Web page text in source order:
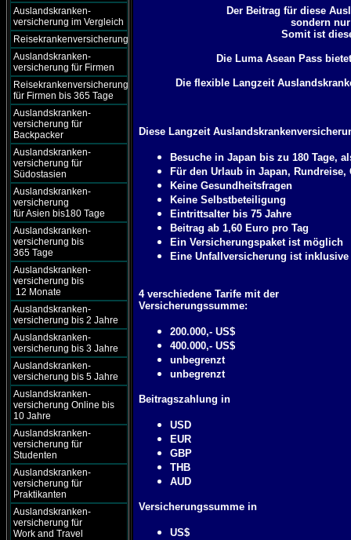
Auslandskranken-
versicherung im Vergleich
Reisekrankenversicherung
Auslandskranken-
versicherung für Firmen
Reisekrankenversicherung
für Firmen bis 365 Tage
Auslandskranken-
versicherung für
Backpacker
Auslandskranken-
versicherung für
Südostasien
Auslandskranken-
versicherung
für Asien bis180 Tage
Auslandskranken-
versicherung bis
365 Tage
Auslandskranken-
versicherung bis
12 Monate
Auslandskranken-
versicherung bis 2 Jahre
Auslandskranken-
versicherung bis 3 Jahre
Auslandskranken-
versicherung bis 5 Jahre
Auslandskranken-
versicherung Online bis
10 Jahre
Auslandskranken-
versicherung für
Studenten
Auslandskranken-
versicherung für
Praktikanten
Auslandskranken-
versicherung für
Work and Travel
Der Beitrag für diese
sondern
Somit ist
Die Luma Asean Pass
Die flexible Langzeit
Diese Langzeit
Besuche in Japan bis zu 180 Tage,
Für den Urlaub in Japan,
Keine Gesundheitsfragen
Keine Selbstbeteiligung
Eintrittsalter bis 75 Jahre
Beitrag ab 1,60 Euro pro Tag
Ein Versicherungspaket ist möglich
Eine Unfallversicherung ist inklusive
4 verschiedene Tarife mit der
Versicherungssumme:
200.000,- US$
400.000,- US$
unbegrenzt
unbegrenzt
Beitragszahlung in
USD
EUR
GBP
THB
AUD
Versicherungssumme in
US$